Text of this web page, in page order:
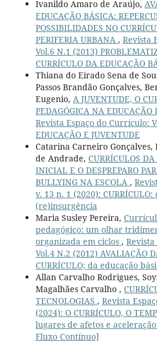
Ivanildo Amaro de Araújo,
EDUCAÇÃO BÁSICA:
POSSIBILIDADES NO
PERIFERIA URBANA , Revista
Vol.6 N.1 (2013)
CURRÍCULO DA EDUCAÇÃO
Thiana do Eirado Sena de
Passos Brandão Gonçalves,
Eugenio, A JUVENTUDE, O
PEDAGÓGICA NA EDUCAÇÃO
Revista Espaço do Currículo:
EDUCAÇÃO E JUVENTUDE
Catarina Carneiro
de Andrade, CURRÍCULOS
INICIAL E O DESPREPARO
BULLYING NA ESCOLA ,
v. 13 n. 1 (2020): CURRÍCULO:
(re)insurgência
Maria Susley Pereira,
pedagógico: um olhar
organizada em ciclos ,
Vol.4 N.2 (2012) AVALIAÇÃO
CURRÍCULO; da educação
Allan Carvalho Rodrigues,
Magalhães Carvalho ,
TECNOLOGIAS , Revista
(2024): O CURRÍCULO, O
lugares de afetos e
Fluxo Contínuo]